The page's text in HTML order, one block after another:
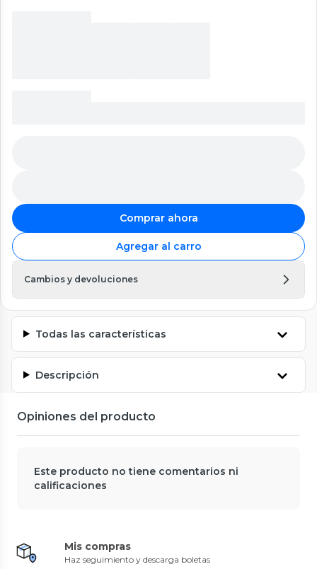
Comprar ahora
Agregar al carro
Cambios y devoluciones
Todas las características
Descripción
Opiniones del producto
Este producto no tiene comentarios ni
calificaciones
Mis compras
Haz seguimiento y descarga boletas